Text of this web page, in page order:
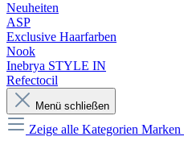
Neuheiten
ASP
Exclusive Haarfarben
Nook
Inebrya STYLE IN
Refectocil
Menü schließen
Zeige alle Kategorien Marken